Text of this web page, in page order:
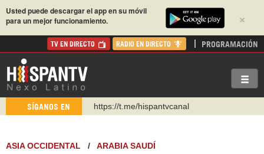
×
Usted puede descargar el app en su móvil
para un mejor funcionamiento.
TV EN DIRECTO RADIO EN DIRECTO PROGRAMACIÓN
SÍGANOS EN
https://t.me/hispantvcanal
WhatsApp y Viber: +98 921 79 29 404
ASIA OCCIDENTAL / ARABIA SAUDÍ